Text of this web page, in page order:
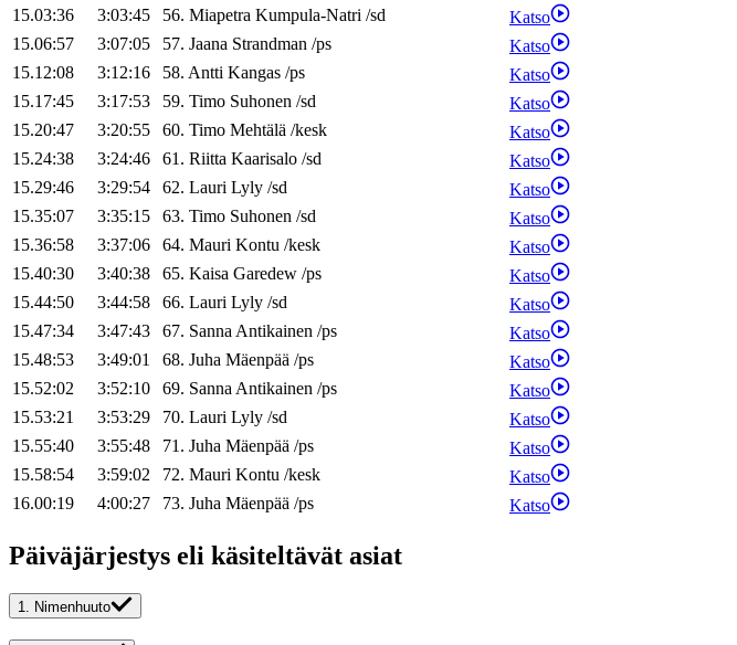
15.03:36
3:03:45 56. Miapetra Kumpula-Natri /sd
Katso
15.06:57
3:07:05 57. Jaana Strandman /ps
Katso
15.12:08
3:12:16 58. Antti Kangas /ps
Katso
15.17:45
3:17:53 59. Timo Suhonen /sd
Katso
15.20:47
3:20:55 60. Timo Mehtälä /kesk
Katso
15.24:38
3:24:46 61. Riitta Kaarisalo /sd
Katso
15.29:46
3:29:54 62. Lauri Lyly /sd
Katso
15.35:07
3:35:15 63. Timo Suhonen /sd
Katso
15.36:58
3:37:06 64. Mauri Kontu /kesk
Katso
15.40:30
3:40:38 65. Kaisa Garedew /ps
Katso
15.44:50
3:44:58 66. Lauri Lyly /sd
Katso
15.47:34
3:47:43 67. SannaAntikainen /ps
Katso
15.48:53
3:49:01 68. Juha Mäenpää /ps
Katso
15.52:02
3:52:10 69. SannaAntikainen /ps
Katso
15.53:21
3:53:29 70. Lauri Lyly /sd
Katso
15.55:40
3:55:48 71. Juha Mäenpää /ps
Katso
15.58:54
3:59:02 72. Mauri Kontu /kesk
Katso
16.00:19
4:00:27 73. Juha Mäenpää /ps Katso
Päiväjärjestys eli käsiteltävät asiat
1. Nimenhuuto